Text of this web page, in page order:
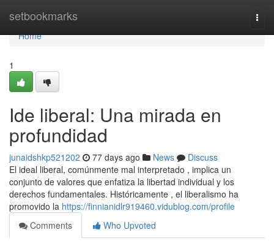
setbookmarks
Home
Home
1
Ide liberal: Una mirada en
profundidad
junaidshkp521202 77 days ago News
Discuss
El ideal liberal, comúnmente mal interpretado , implica un
conjunto de valores que enfatiza la libertad individual y los
derechos fundamentales. Históricamente , el liberalismo ha
promovido la https://finnianidlr919460.vidublog.com/profile
Comments
Who Upvoted